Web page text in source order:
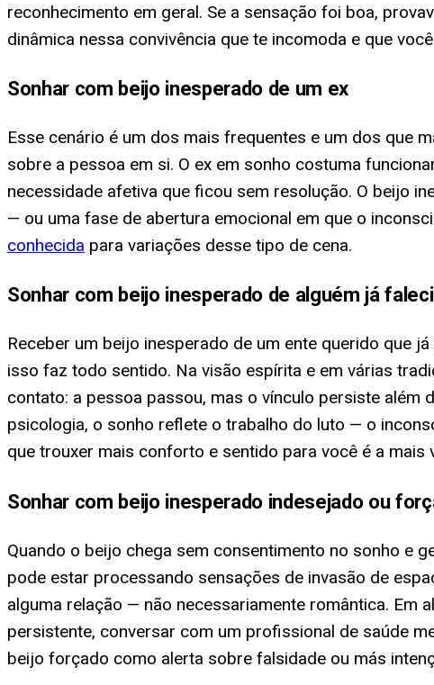
reconhecimento em geral. Se a sensação foi boa,
dinâmica nessa convivência que te incomoda e que
Sonhar com beijo inesperado de um ex
Esse cenário é um dos mais frequentes e um dos que
sobre a pessoa em si. O ex em sonho costuma
necessidade afetiva que ficou sem resolução. O beijo
— ou uma fase de abertura emocional em que o
conhecida para variações desse tipo de cena.
Sonhar com beijo inesperado de alguém já
Receber um beijo inesperado de um ente querido que
isso faz todo sentido. Na visão espírita e em várias
contato: a pessoa passou, mas o vínculo persiste
psicologia, o sonho reflete o trabalho do luto — o
que trouxer mais conforto e sentido para você é a mais
Sonhar com beijo inesperado indesejado ou
Quando o beijo chega sem consentimento no sonho e
pode estar processando sensações de invasão de
alguma relação — não necessariamente romântica. Em
persistente, conversar com um profissional de saúde
beijo forçado como alerta sobre falsidade ou más